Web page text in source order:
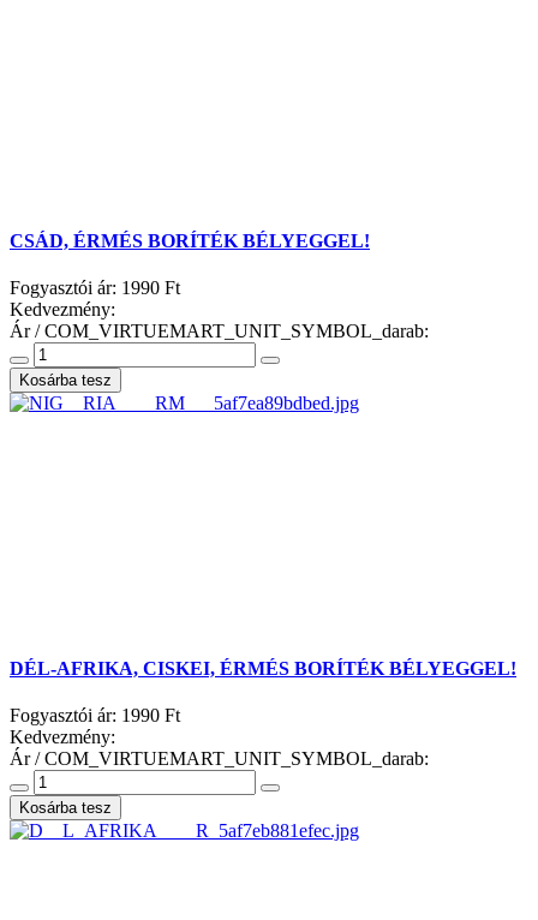
CSÁD, ÉRMÉS BORÍTÉK BÉLYEGGEL!
Fogyasztói ár: 1990 Ft
Kedvezmény:
Ár / COM_VIRTUEMART_UNIT_SYMBOL_darab:
DÉL-AFRIKA, CISKEI, ÉRMÉS BORÍTÉK BÉLYEGGEL!
Fogyasztói ár: 1990 Ft
Kedvezmény:
Ár / COM_VIRTUEMART_UNIT_SYMBOL_darab: